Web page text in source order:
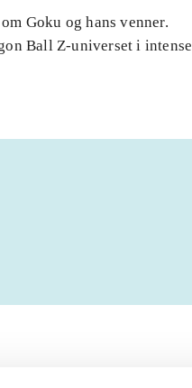
Goku og hans venner.
Ball Z-universet i intense